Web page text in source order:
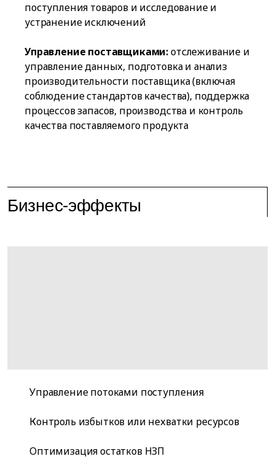
поступления товаров и исследование и
устранение исключений
Управление поставщиками:отслеживание и
управление данных, подготовка и анализ
производительности поставщика (включая
соблюдение стандартов качества), поддержка
процессов запасов, производства и контроль
качества поставляемого продукта
Бизнес-эффекты
Управление потоками поступления
Контроль избытков или нехватки ресурсов
Оптимизация остатков НЗП